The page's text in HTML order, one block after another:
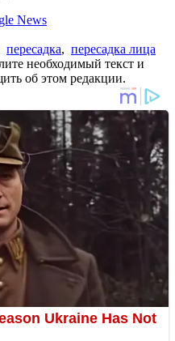
News
пересадка, пересадка лица
необходимый текст и
об этом редакции.